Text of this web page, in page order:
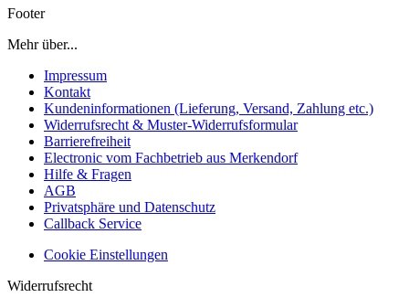
Footer
Mehr über...
Impressum
Kontakt
Kundeninformationen (Lieferung, Versand, Zahlung etc.)
Widerrufsrecht & Muster-Widerrufsformular
Barrierefreiheit
Electronic vom Fachbetrieb aus Merkendorf
Hilfe & Fragen
AGB
Privatsphäre und Datenschutz
Callback Service
Cookie Einstellungen
Widerrufsrecht